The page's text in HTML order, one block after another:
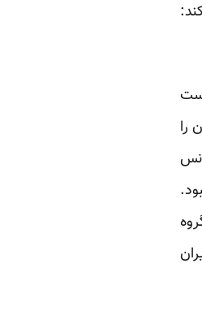
را